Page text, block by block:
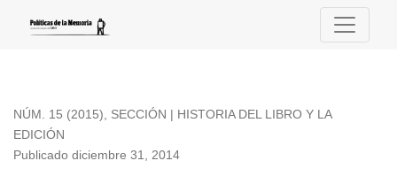
NÚM. 15 (2015), SECCIÓN | HISTORIA DEL LIBRO Y LA
EDICIÓN
Publicado diciembre 31, 2014